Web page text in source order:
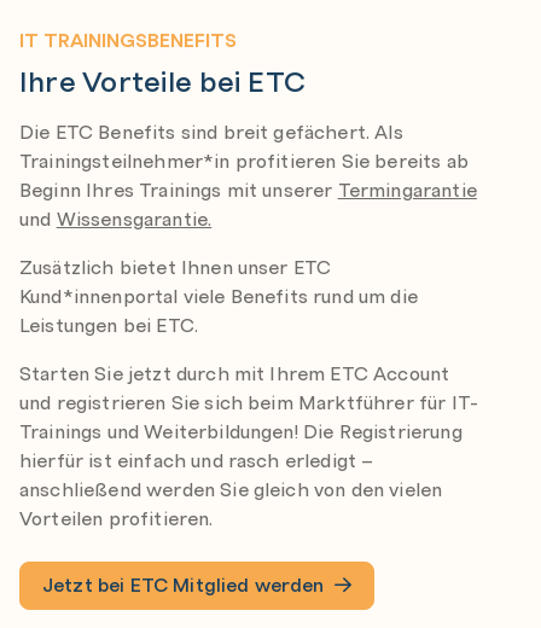
IT TRAININGSBENEFITS
Ihre Vorteile bei ETC
Die ETC Benefits sind breit gefächert. Als
Trainingsteilnehmer*in profitieren Sie bereits ab
Beginn Ihres Trainings mit unserer Termingarantie
und Wissensgarantie.
Zusätzlich bietet Ihnen unser ETC
Kund*innenportal viele Benefits rund um die
Leistungen bei ETC.
Starten Sie jetzt durch mit Ihrem ETC Account
und registrieren Sie sich beim Marktführer für IT-
Trainings und Weiterbildungen! Die Registrierung
hierfür ist einfach und rasch erledigt –
anschließend werden Sie gleich von den vielen
Vorteilen profitieren.
Jetzt bei ETC Mitglied werden